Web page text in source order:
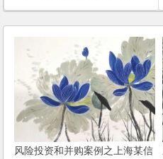
风险投资和并购案例之上海某信